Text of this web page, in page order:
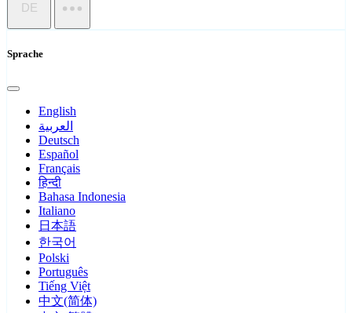
DE
Sprache
English
العربية
Deutsch
Español
Français
हिन्दी
Bahasa Indonesia
Italiano
日本語
한국어
Polski
Português
Tiếng Việt
中文(简体)